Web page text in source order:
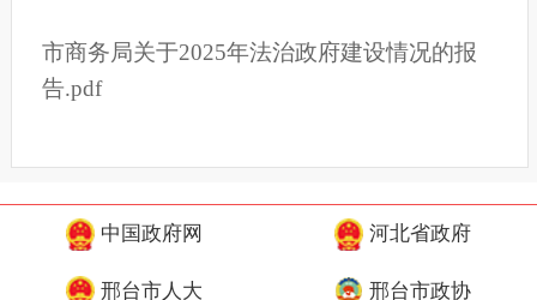
市商务局关于2025年法治政府建设情况的报
告.pdf
中国政府网 河北省政府
邢台市人大 邢台市政协